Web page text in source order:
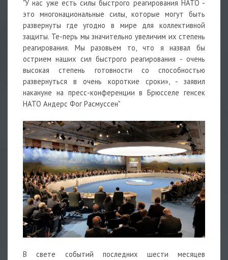
"У нас уже есть силы быстрого реагирования НАТО -
это многонациональные силы, которые могут быть
развернуты где угодно в мире для коллективной
защиты. Те-перь мы значительно увеличим их степень
реагирования. Мы разовьем то, что я назвал бы
острием наших сил быстрого реагирования - очень
высокая степень готовности со способностью
развернуться в очень короткие сроки», - заявил
накануне на пресс-конференции в Брюсселе генсек
НАТО Андерс Фог Расмуссен"
В свете событий последних шести месяцев